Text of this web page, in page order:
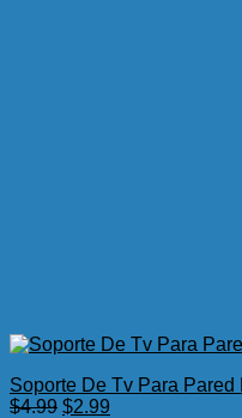
Soporte De Tv Para Pared
$4.99 El
$2.99